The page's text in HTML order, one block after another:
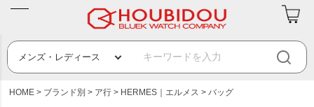
HOME ブランド別 ア行 HERMES｜エルメス バッグ